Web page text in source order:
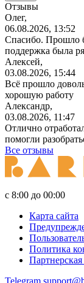
Отзывы
Олег,
06.08.2026, 13:52
Спасибо. Прошло
поддержка была
Алексей,
03.08.2026, 15:44
Всё прошло
хорошую работу
Александр,
03.08.2026, 11:47
Отлично
помогли
Все отзывы
с 8:00 до 00:00
Карта сайта
Политика
Telegram